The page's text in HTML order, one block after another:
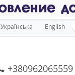
Українська English
+380962065559
×